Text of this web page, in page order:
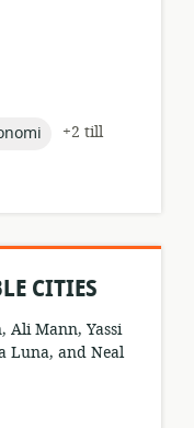
+2 till
CITIES
Ali Mann, Yassi
Luna, and Neal